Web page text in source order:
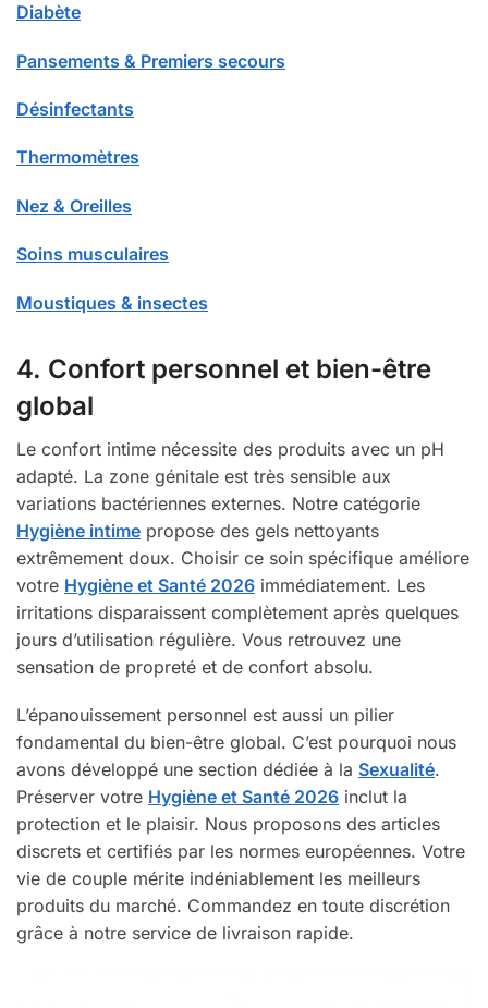
Diabète
Pansements & Premiers secours
Désinfectants
Thermomètres
Nez & Oreilles
Soins musculaires
Moustiques & insectes
4. Confort personnel et bien-être
global
Le confort intime nécessite des produits avec un pH
adapté. La zone génitale est très sensible aux
variations bactériennes externes. Notre catégorie
Hygiène intime propose des gels nettoyants
extrêmement doux. Choisir ce soin spécifique améliore
votre Hygiène et Santé 2026 immédiatement. Les
irritations disparaissent complètement après quelques
jours d’utilisation régulière. Vous retrouvez une
sensation de propreté et de confort absolu.
L’épanouissement personnel est aussi un pilier
fondamental du bien-être global. C’est pourquoi nous
avons développé une section dédiée à la Sexualité.
Préserver votre Hygiène et Santé 2026 inclut la
protection et le plaisir. Nous proposons des articles
discrets et certifiés par les normes européennes. Votre
vie de couple mérite indéniablement les meilleurs
produits du marché. Commandez en toute discrétion
grâce à notre service de livraison rapide.